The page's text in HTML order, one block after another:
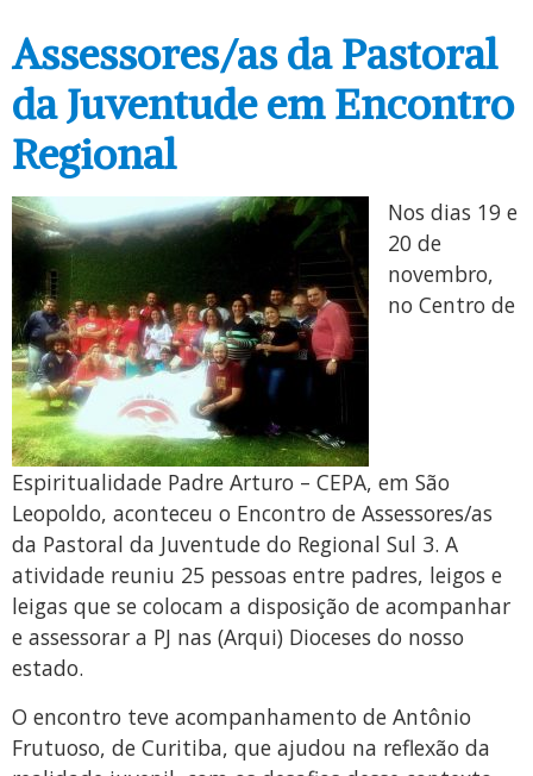
Assessores/as da Pastoral
da Juventude em Encontro
Regional
Nos dias 19 e
20 de
novembro,
no Centro de
Espiritualidade Padre Arturo – CEPA, em São
Leopoldo, aconteceu o Encontro de Assessores/as
da Pastoral da Juventude do Regional Sul 3. A
atividade reuniu 25 pessoas entre padres, leigos e
leigas que se colocam a disposição de acompanhar
e assessorar a PJ nas (Arqui) Dioceses do nosso
estado.
O encontro teve acompanhamento de Antônio
Frutuoso, de Curitiba, que ajudou na reflexão da